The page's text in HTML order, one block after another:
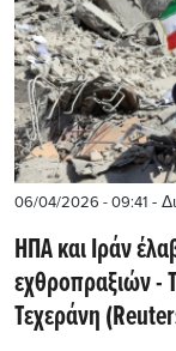
06/04/2026 - 09:41 -
ΗΠΑ και Ιράν
εχθροπραξιών -
Τεχεράνη